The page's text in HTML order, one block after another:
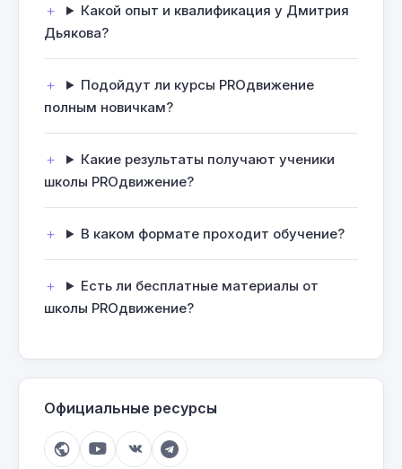
Какой опыт и квалификация у Дмитрия
Дьякова?
Подойдут ли курсы PROдвижение
полным новичкам?
Какие результаты получают ученики
школы PROдвижение?
В каком формате проходит обучение?
Есть ли бесплатные материалы от
школы PROдвижение?
Официальные ресурсы